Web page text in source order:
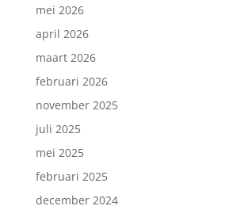
mei 2026
april 2026
maart 2026
februari 2026
november 2025
juli 2025
mei 2025
februari 2025
december 2024